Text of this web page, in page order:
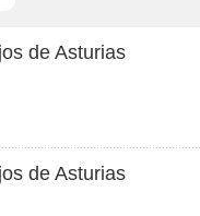
de Asturias
de Asturias